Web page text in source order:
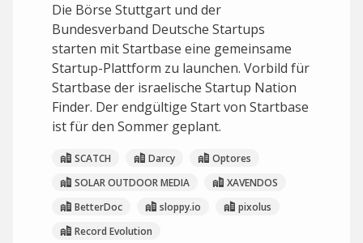
Die Börse Stuttgart und der
Bundesverband Deutsche Startups
starten mit Startbase eine gemeinsame
Startup-Plattform zu launchen. Vorbild für
Startbase der israelische Startup Nation
Finder. Der endgültige Start von Startbase
ist für den Sommer geplant.
SCATCH Darcy
Optores
SOLAR OUTDOOR MEDIA
XAVENDOS
BetterDoc
sloppy.io
pixolus
Record Evolution